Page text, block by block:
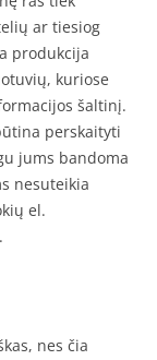
ar tiesiog
produkcija
kuriose
šaltinį.
perskaityti
jums bandoma
nesuteikia
el.
nes čia